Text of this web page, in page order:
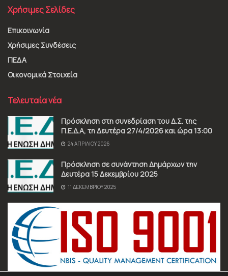
Χρήσιμες Σελίδες
Επικοινωνία
Χρήσιμες Συνδέσεις
ΠΕΔΑ
Οικονομικά Στοιχεία
Τελευταία νέα
Πρόσκληση στη συνεδρίαση του Δ.Σ. της
Π.Ε.Δ.Α, τη Δευτέρα 27/4/2026 και ώρα 13:00
24 ΑΠΡΙΛΊΟΥ 2026
Πρόσκληση σε συνάντηση Δημάρχων την
Δευτέρα 15 Δεκεμβρίου 2025
11 ΔΕΚΕΜΒΡΊΟΥ 2025